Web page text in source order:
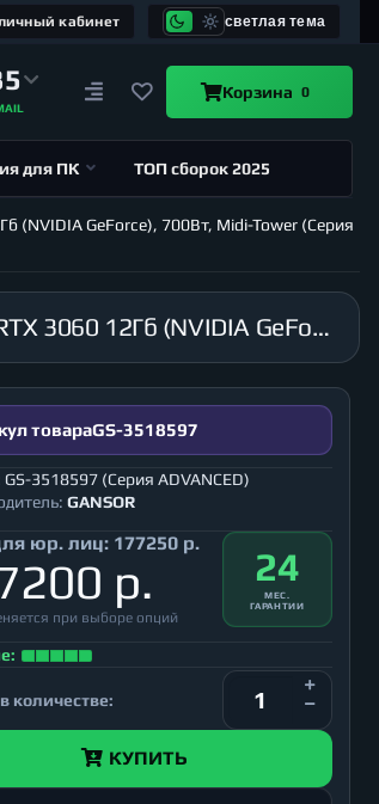
кабинет светлая тема
Корзина 0
для ПК ТОП сборок 2025
(NVIDIA GeForce), 700Вт, Midi-Tower (Серия
Компьютер GANSOR-3518597 Intel i9-13900KF 3.0 ГГц, Z790, 16Гб DDR5 6000 МГц, SSD M.2 2Тб, HDD 2Тб, RTX 3060 12Гб (NVIDIA GeForce), 700Вт, Midi-Tower (Серия ADVANCED)
товараGS-3518597
GS-3518597 (Серия ADVANCED)
GANSOR
юр. лиц: 177250 р.
р.
при выборе опций
24
МЕС.
ГАРАНТИИ
количестве:
КУПИТЬ